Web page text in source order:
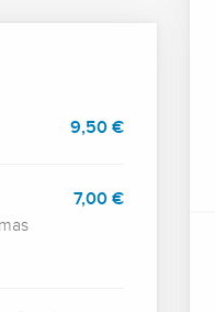
9,50 €
7,00 €